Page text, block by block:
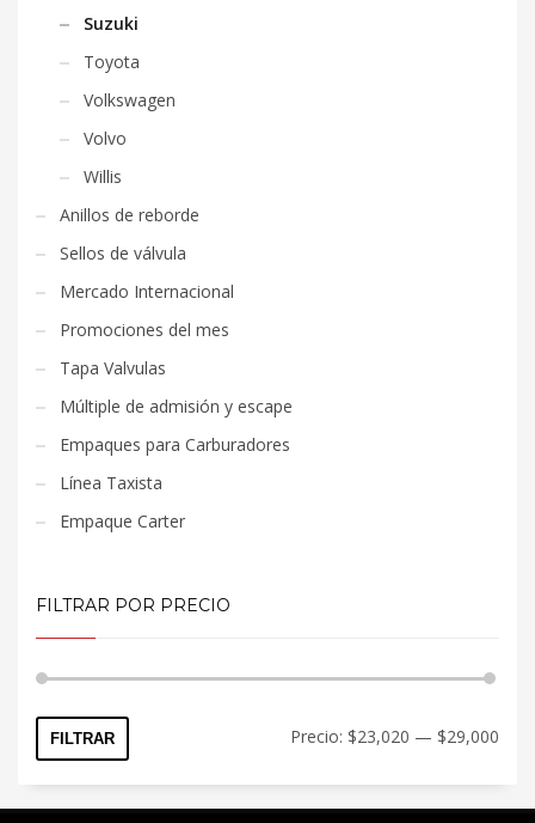
Suzuki
Toyota
Volkswagen
Volvo
Willis
Anillos de reborde
Sellos de válvula
Mercado Internacional
Promociones del mes
Tapa Valvulas
Múltiple de admisión y escape
Empaques para Carburadores
Línea Taxista
Empaque Carter
FILTRAR POR PRECIO
FILTRAR Precio: $23,020 — $29,000